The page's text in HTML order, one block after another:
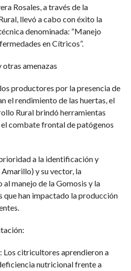
Rosales, a través de la
llevó a cabo con éxito la
denominada: “Manejo
en Cítricos”.
amenazas
productores por la presencia de
el rendimiento de las huertas, el
Rural brindó herramientas
combate frontal de patógenos
a la identificación y
y su vector, la
manejo de la Gomosis y la
que han impactado la producción
Los citricultores aprendieron a
nutricional frente a